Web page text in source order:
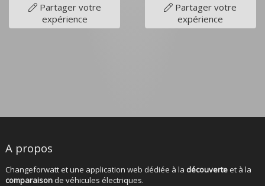
Partager votre
expérience
Partager votre
expérience
A propos
Changeforwatt et une application web dédiée à la découverteet à la
comparaisonde véhicules électriques.